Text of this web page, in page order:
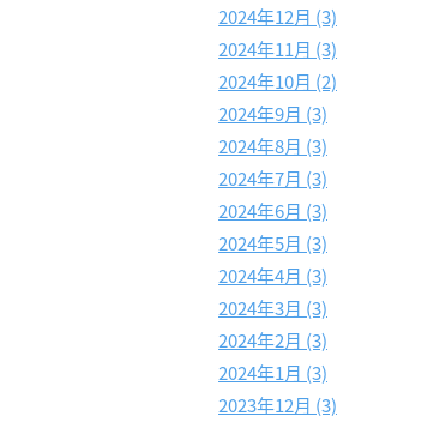
2024年12月 (3)
2024年11月 (3)
2024年10月 (2)
2024年9月 (3)
2024年8月 (3)
2024年7月 (3)
2024年6月 (3)
2024年5月 (3)
2024年4月 (3)
2024年3月 (3)
2024年2月 (3)
2024年1月 (3)
2023年12月 (3)